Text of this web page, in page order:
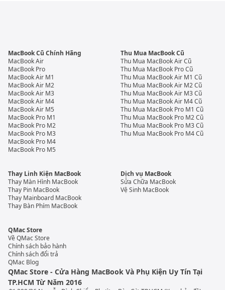
MacBook Cũ Chính Hãng
MacBook Air
MacBook Pro
MacBook Air M1
MacBook Air M2
MacBook Air M3
MacBook Air M4
MacBook Air M5
MacBook Pro M1
MacBook Pro M2
MacBook Pro M3
MacBook Pro M4
MacBook Pro M5
Thu Mua MacBook Cũ
Thu Mua MacBook Air Cũ
Thu Mua MacBook Pro Cũ
Thu Mua MacBook Air M1 Cũ
Thu Mua MacBook Air M2 Cũ
Thu Mua MacBook Air M3 Cũ
Thu Mua MacBook Air M4 Cũ
Thu Mua MacBook Pro M1 Cũ
Thu Mua MacBook Pro M2 Cũ
Thu Mua MacBook Pro M3 Cũ
Thu Mua MacBook Pro M4 Cũ
Thay Linh Kiện MacBook
Thay Màn Hình MacBook
Thay Pin MacBook
Thay Mainboard MacBook
Thay Bàn Phím MacBook
Dịch vụ MacBook
Sửa Chữa MacBook
Vệ Sinh MacBook
QMac Store
Về QMac Store
Chính sách bảo hành
Chính sách đổi trả
QMac Blog
QMac Store - Cửa Hàng MacBook Và Phụ Kiện Uy Tín Tại
TP.HCM Từ Năm 2016